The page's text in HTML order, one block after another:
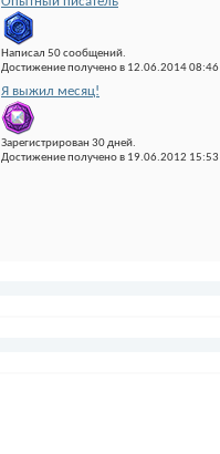
Написал 50 сообщений.
Достижение получено в 12.06.2014 08:46
Я выжил месяц!
Зарегистрирован 30 дней.
Достижение получено в 19.06.2012 15:53